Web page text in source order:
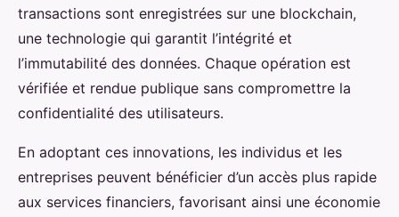
transactions sont enregistrées sur une blockchain,
une technologie qui garantit l’intégrité et
l’immutabilité des données. Chaque opération est
vérifiée et rendue publique sans compromettre la
confidentialité des utilisateurs.
En adoptant ces innovations, les individus et les
entreprises peuvent bénéficier d’un accès plus rapide
aux services financiers, favorisant ainsi une économie